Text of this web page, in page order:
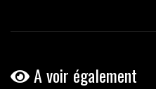
A voir également